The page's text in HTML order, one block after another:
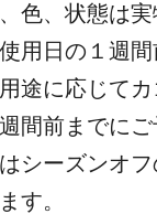
色、状態は
用日の１週
途に応じて
間前までに
シーズンオ
す。